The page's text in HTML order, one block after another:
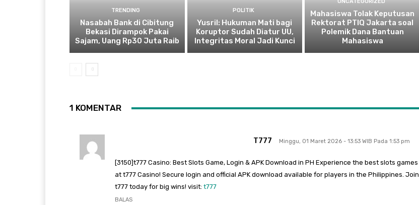
TRENDING
Nasabah Bank di Cibitung
Bekasi Dirampok Pakai
Sajam, Uang Rp30 Juta Raib
POLITIK
Yusril: Hukuman Mati bagi
Koruptor Sudah Diatur UU,
Integritas Moral Jadi Kunci
UNCATEGORIZED
Mahasiswa Tolak Keputusan
Rektorat PTIQ Jakarta soal
Polemik Dana Bantuan
Mahasiswa
1 KOMENTAR
T777 Minggu, 01 Maret 2026 - 13:53 WIB Pada 1:53 pm
[3150]t777 Casino: Best Slots Game, Login & APK Download in PH Experience the best slots games
at t777 Casino! Secure login and official APK download available for players in the Philippines. Join
t777 today for big wins! visit: t777
BALAS